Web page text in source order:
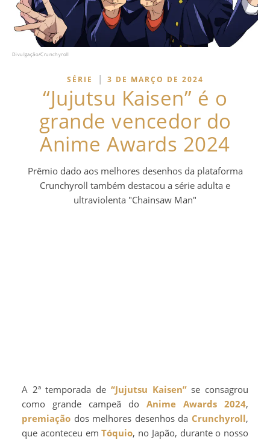
Divulgação/Crunchyroll
SÉRIE | 3 DE MARÇO DE 2024
“Jujutsu Kaisen” é o
grande vencedor do
Anime Awards 2024
Prêmio dado aos melhores desenhos da plataforma
Crunchyroll também destacou a série adulta e
ultraviolenta "Chainsaw Man"
A 2ª temporada de “Jujutsu Kaisen”se consagrou
como grande campeã do Anime Awards 2024,
premiação dos melhores desenhos da Crunchyroll,
que aconteceu emTóquio, no Japão, durante o nosso